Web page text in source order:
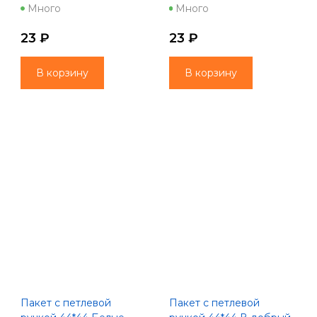
Праздник у дверей
Много
23 ₽
В корзину
Зимнее чудо Нгод
Много
23 ₽
В корзину
Пакет с петлевой
Пакет с петлевой